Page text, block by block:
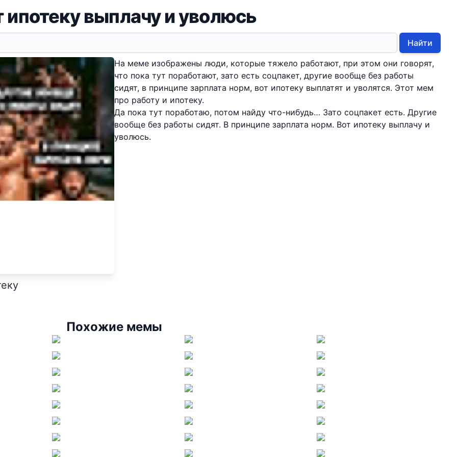
ипотеку выплачу и уволюсь
Найти
На меме изображены люди, которые тяжело работают, при этом они говорят,
что пока тут поработают, зато есть соцпакет, другие вообще без работы
сидят, в принципе зарплата норм, вот ипотеку выплатят и уволятся. Этот мем
про работу и ипотеку.
Да пока тут поработаю, потом найду что-нибудь… Зато соцпакет есть. Другие
вообще без работы сидят. В принципе зарплата норм. Вот ипотеку выплачу и
уволюсь.
Похожие мемы